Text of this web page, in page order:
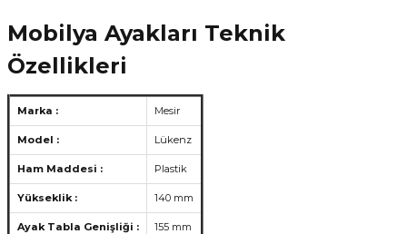
Mobilya Ayakları Teknik
Özellikleri
Marka : Mesir
Model : Lükenz
Ham Maddesi : Plastik
Yükseklik : 140 mm
Ayak Tabla Genişliği : 155 mm